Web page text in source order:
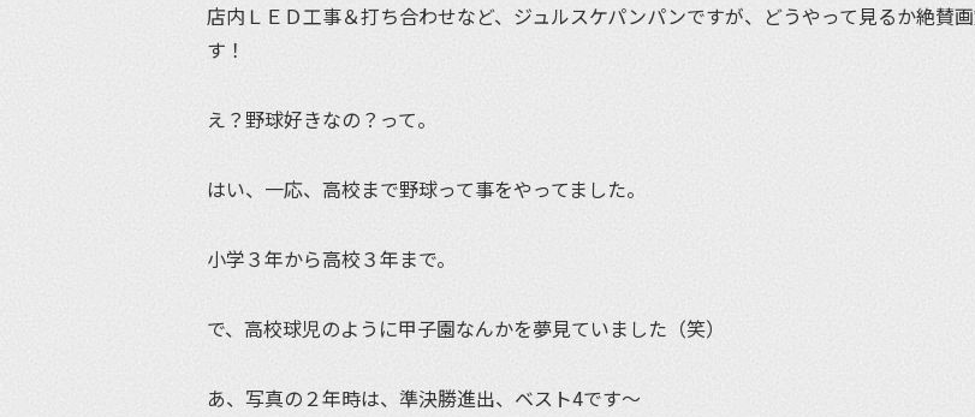
店内ＬＥＤ工事＆打ち合わせなど、ジュルスケパンパンですが、どうやって見るか絶賛
す！
え？野球好きなの？って。
はい、一応、高校まで野球って事をやってました。
小学３年から高校３年まで。
で、高校球児のように甲子園なんかを夢見ていました（笑）
あ、写真の２年時は、準決勝進出、ベスト4です〜